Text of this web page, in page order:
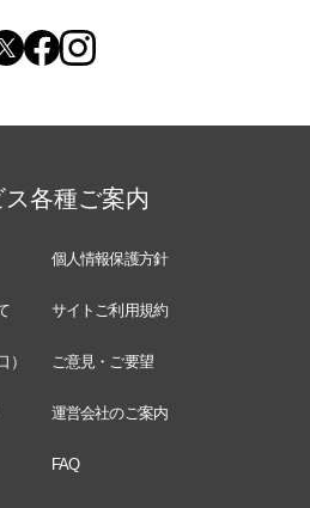
ス各種ご案内
個人情報保護方針
サイトご利用規約
ご意見・ご要望
運営会社のご案内
FAQ